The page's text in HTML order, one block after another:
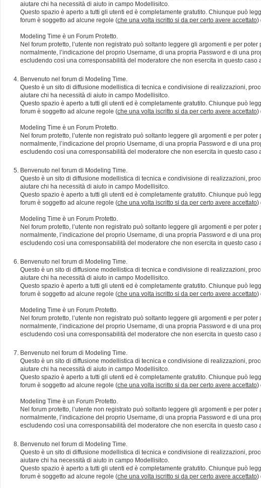
aiutare chi ha necessità di aiuto in campo Modellisitco.
Questo spazio è aperto a tutti gli utenti ed è completamente gratutito. Chiunque può
forum è soggetto ad alcune regole (che una volta iscritto si da per certo avere accettato)
Modeling Time è un Forum Protetto.
Nel forum protetto, l’utente non registrato può soltanto leggere gli argomenti e per
normalmente, l’indicazione del proprio Username, di una propria Password e di una
escludendo così una corresponsabilità del moderatore che non esercita in questo caso
Benvenuto nel forum di Modeling Time.
Questo è un sito di diffusione modellistica di tecnica e condivisione di realizzazioni,
aiutare chi ha necessità di aiuto in campo Modellisitco.
Questo spazio è aperto a tutti gli utenti ed è completamente gratutito. Chiunque può
forum è soggetto ad alcune regole (che una volta iscritto si da per certo avere accettato)
Modeling Time è un Forum Protetto.
Nel forum protetto, l’utente non registrato può soltanto leggere gli argomenti e per
normalmente, l’indicazione del proprio Username, di una propria Password e di una
escludendo così una corresponsabilità del moderatore che non esercita in questo caso
Benvenuto nel forum di Modeling Time.
Questo è un sito di diffusione modellistica di tecnica e condivisione di realizzazioni,
aiutare chi ha necessità di aiuto in campo Modellisitco.
Questo spazio è aperto a tutti gli utenti ed è completamente gratutito. Chiunque può
forum è soggetto ad alcune regole (che una volta iscritto si da per certo avere accettato)
Modeling Time è un Forum Protetto.
Nel forum protetto, l’utente non registrato può soltanto leggere gli argomenti e per
normalmente, l’indicazione del proprio Username, di una propria Password e di una
escludendo così una corresponsabilità del moderatore che non esercita in questo caso
Benvenuto nel forum di Modeling Time.
Questo è un sito di diffusione modellistica di tecnica e condivisione di realizzazioni,
aiutare chi ha necessità di aiuto in campo Modellisitco.
Questo spazio è aperto a tutti gli utenti ed è completamente gratutito. Chiunque può
forum è soggetto ad alcune regole (che una volta iscritto si da per certo avere accettato)
Modeling Time è un Forum Protetto.
Nel forum protetto, l’utente non registrato può soltanto leggere gli argomenti e per
normalmente, l’indicazione del proprio Username, di una propria Password e di una
escludendo così una corresponsabilità del moderatore che non esercita in questo caso
Benvenuto nel forum di Modeling Time.
Questo è un sito di diffusione modellistica di tecnica e condivisione di realizzazioni,
aiutare chi ha necessità di aiuto in campo Modellisitco.
Questo spazio è aperto a tutti gli utenti ed è completamente gratutito. Chiunque può
forum è soggetto ad alcune regole (che una volta iscritto si da per certo avere accettato)
Modeling Time è un Forum Protetto.
Nel forum protetto, l’utente non registrato può soltanto leggere gli argomenti e per
normalmente, l’indicazione del proprio Username, di una propria Password e di una
escludendo così una corresponsabilità del moderatore che non esercita in questo caso
Benvenuto nel forum di Modeling Time.
Questo è un sito di diffusione modellistica di tecnica e condivisione di realizzazioni,
aiutare chi ha necessità di aiuto in campo Modellisitco.
Questo spazio è aperto a tutti gli utenti ed è completamente gratutito. Chiunque può
forum è soggetto ad alcune regole (che una volta iscritto si da per certo avere accettato)